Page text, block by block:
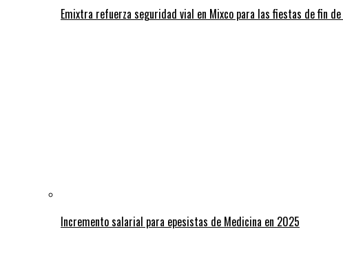
Emixtra refuerza seguridad vial en Mixco para las fiestas de fin de
Incremento salarial para epesistas de Medicina en 2025